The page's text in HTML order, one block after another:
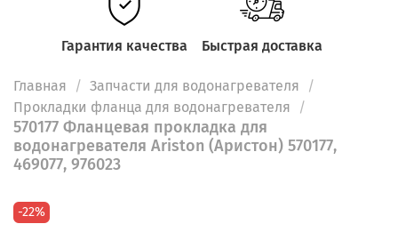
Гарантия качества Быстрая доставка
Главная
Запчасти для водонагревателя
Прокладки фланца для водонагревателя
570177 Фланцевая прокладка для
водонагревателя Ariston (Аристон) 570177,
469077, 976023
-22%